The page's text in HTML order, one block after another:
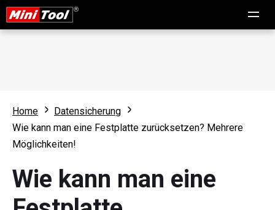
Home
Datensicherung
Wie kann man eine Festplatte zurücksetzen? Mehrere
Möglichkeiten!
Wie kann man eine